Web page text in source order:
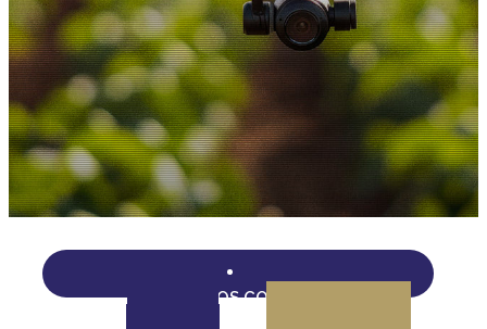
CHOISIR VOS CONSEILS